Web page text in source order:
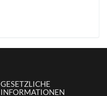
GESETZLICHE
INFORMATIONEN